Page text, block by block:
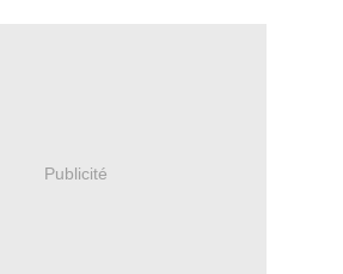
Publicité